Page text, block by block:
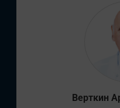
Верткин